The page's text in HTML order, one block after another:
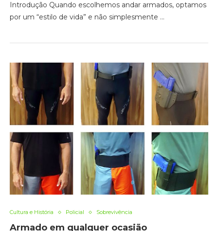
Introdução Quando escolhemos andar armados, optamos
por um “estilo de vida” e não simplesmente …
Cultura e História Policial Sobrevivência
Armado em qualquer ocasião